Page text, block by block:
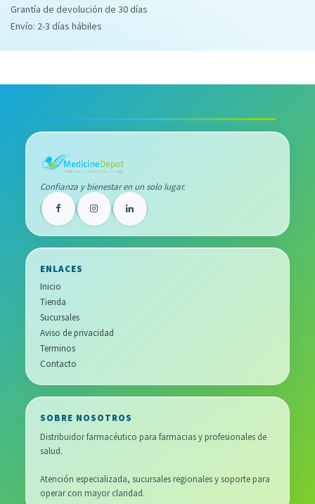
Grantía de devolución de 30 días
Envío: 2-3 días hábiles
Confianza y bienestar en un solo lugar.
ENLACES
Inicio
Tienda
Sucursales
Aviso de privacidad
Terminos
Contacto
SOBRE NOSOTROS
Distribuidor farmacéutico para farmacias y profesionales de
salud.
Atención especializada, sucursales regionales y soporte para
operar con mayor claridad.